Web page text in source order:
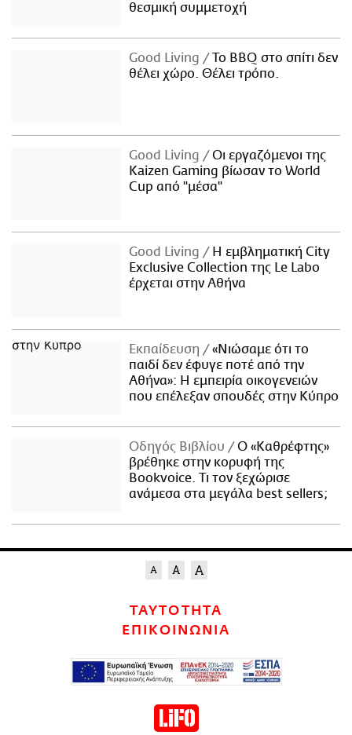
θεσμική συμμετοχή
Good Living
Το BBQ στο σπίτι δεν
θέλει χώρο. Θέλει τρόπο.
Good Living
Οι εργαζόμενοι της
Kaizen Gaming βίωσαν το World
Cup από "μέσα"
Good Living
Η εμβληματική City
Exclusive Collection της Le Labo
έρχεται στην Αθήνα
Εκπαίδευση
«Νιώσαμε ότι το
παιδί δεν έφυγε ποτέ από την
Αθήνα»: Η εμπειρία οικογενειών
που επέλεξαν σπουδές στην Κύπρο
Οδηγός Βιβλίου
Ο «Καθρέφτης»
βρέθηκε στην κορυφή της
Bookvoice. Τι τον ξεχώρισε
ανάμεσα στα μεγάλα best sellers;
ΤΑΥΤΟΤΗΤΑ
ΕΠΙΚΟΙΝΩΝΙΑ